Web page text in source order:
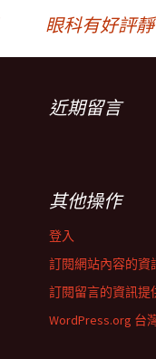
眼科有好評
近期留言
其他操作
登入
訂閱網站內容的資
訂閱留言的資訊提
WordPress.org 台